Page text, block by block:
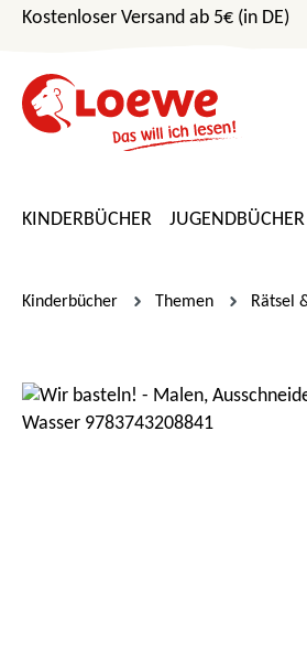
Hauptinhalt springen
Zur Suche springen
Zur Hauptnavigation springen
Kostenloser Versand ab 5€ (in DE)
KINDERBÜCHER JUGENDBÜCHER
Kinderbücher Themen Rätsel
Bildergalerie überspringen